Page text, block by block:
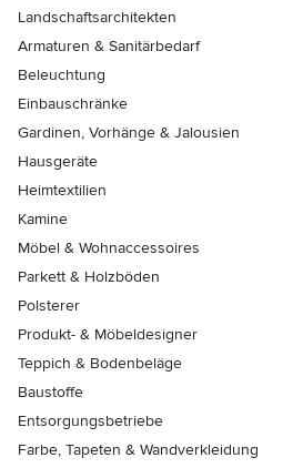
Landschaftsarchitekten
Armaturen & Sanitärbedarf
Beleuchtung
Einbauschränke
Gardinen, Vorhänge & Jalousien
Hausgeräte
Heimtextilien
Kamine
Möbel & Wohnaccessoires
Parkett & Holzböden
Polsterer
Produkt- & Möbeldesigner
Teppich & Bodenbeläge
Baustoffe
Entsorgungsbetriebe
Farbe, Tapeten & Wandverkleidung